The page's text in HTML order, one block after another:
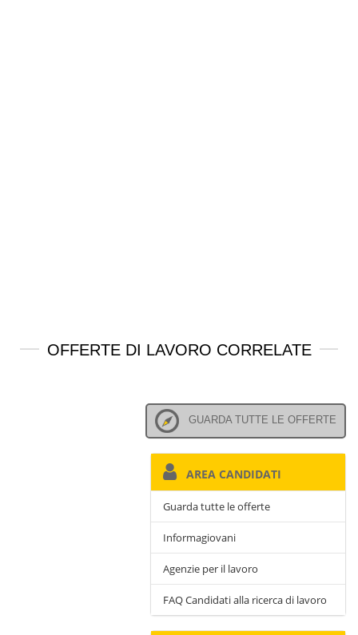
OFFERTE DI LAVORO CORRELATE
GUARDA TUTTE LE OFFERTE
AREA CANDIDATI
Guarda tutte le offerte
Informagiovani
Agenzie per il lavoro
FAQ Candidati alla ricerca di lavoro